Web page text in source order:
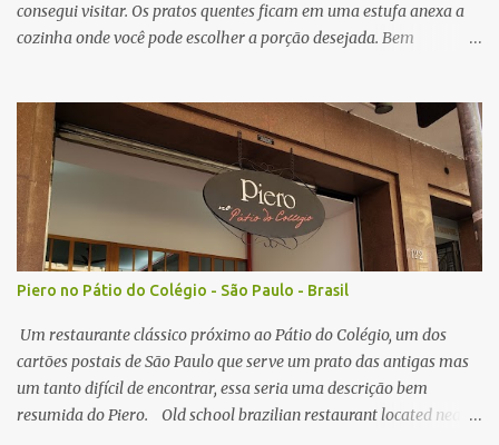
consegui visitar. Os pratos quentes ficam em uma estufa anexa a
cozinha onde você pode escolher a porção desejada. Bem
pontos negativos que irei comentar a seguir. A primeira porção
pedida foi de polvo e " risoto ". O polvo estava bom, um pouco
mole demais mas fresco na medida do possível em um restaurante
localizado em São Paulo. O arroz estava bom, alias ambos pratos
tem o tomate como base, nada surpreendente quanto a sabor, o
aspecto visual dos pratos me surpreendeu mais do que o gosto em
si. Nota: 8/10 O prato com cordeiro foi outro prato pedido, que
vem coberto com um tipo de molho, prato também bom mas bem
simples no gosto, acompanhado de arroz e batata. Nota: 7/10 O
grande motivo para eu vol...
Piero no Pátio do Colégio - São Paulo - Brasil
Um restaurante clássico próximo ao Pátio do Colégio, um dos
cartões postais de São Paulo que serve um prato das antigas mas
um tanto difícil de encontrar, essa seria uma descrição bem
resumida do Piero. Old school brazilian restaurant located near